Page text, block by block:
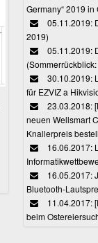
Germany“ 2019
05.11.2019:
2019)
05.11.2019:
30.10.2019:
für EZVIZ a
23.03.2018:
neuen Wellsmart
Knallerpreis
16.06.2017:
16.05.2017:
Bluetooth-
11.04.2017:
beim